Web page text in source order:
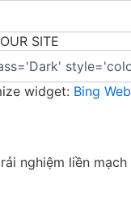
SITE
widget: Bing
nghiệm liền